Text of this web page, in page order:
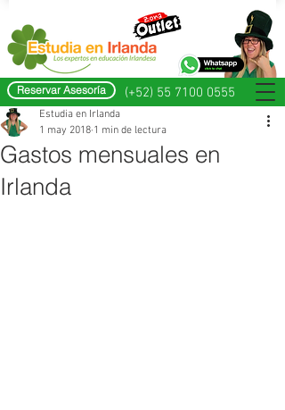
Reservar Asesoría (+52) 55 7100 0555
Gastos mensuales en
Irlanda
Estudia en Irlanda
1 may 2018 1 min de lectura